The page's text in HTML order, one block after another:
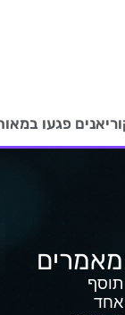
מאמרים
תוסף
אחד